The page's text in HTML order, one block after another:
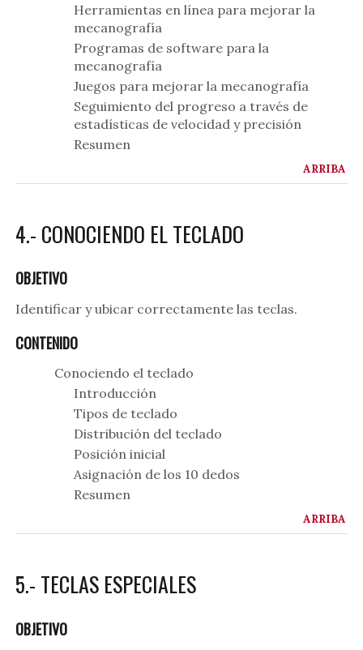
Herramientas en línea para mejorar la
mecanografía
Programas de software para la
mecanografía
Juegos para mejorar la mecanografía
Seguimiento del progreso a través de
estadísticas de velocidad y precisión
Resumen
ARRIBA
4.- CONOCIENDO EL TECLADO
OBJETIVO
Identificar y ubicar correctamente las teclas.
CONTENIDO
Conociendo el teclado
Introducción
Tipos de teclado
Distribución del teclado
Posición inicial
Asignación de los 10 dedos
Resumen
ARRIBA
5.- TECLAS ESPECIALES
OBJETIVO